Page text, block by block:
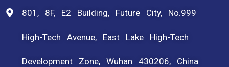
801, 8F, E2 Building, Future City, No.999
High-Tech Avenue, East Lake High-Tech
Development Zone, Wuhan 430206, China